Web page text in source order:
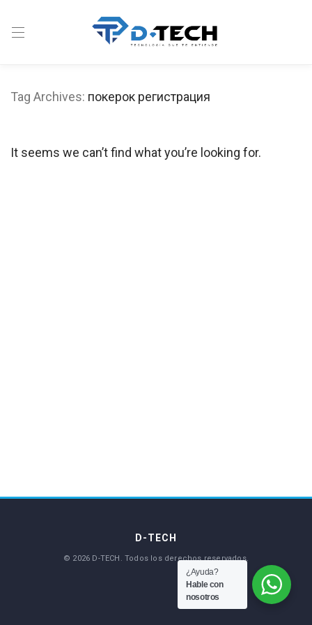
Tag Archives: покерок регистрация
It seems we can’t find what you’re looking for.
¿Ayuda?
Hable con
nosotros